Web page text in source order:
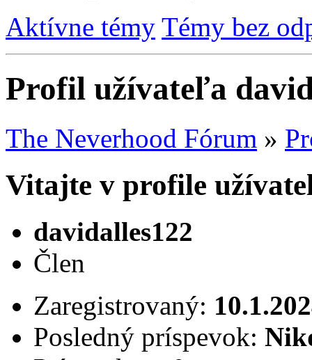
Aktívne témy Témy bez
Profil užívateľa
The Neverhood Fórum »
Vitajte v profile
davidalles122
Člen
Zaregistrovaný:
Posledný príspevok: